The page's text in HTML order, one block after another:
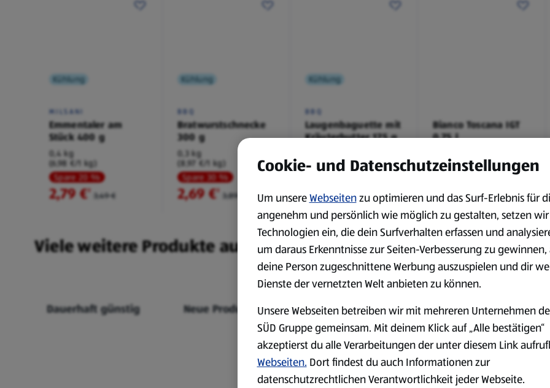
Kühlung
MILSANI
Emmentaler am
Stück 400 g
0,4 kg
(6,98 €/1 kg)
Spare 20 %
2,79 €² 3,49 €
Kühlung
BBQ
Bratwurstschnecke
300 g
0,3 kg
(8,97 €/1 kg)
Spare 30 %
2,69 €² 3,89 €
Kühlung
BBQ
Laugenbaguette mit
Kräuterbutter 175 g
(4,51 €/1 kg)
0,79 € 1,29 €
Bianco Toscana IGT
0,75 l
(3,72 €/1 l)
2,79 € 3,49 €
Viele weitere Produkte aus unserem Sortiment.
Dauerhaft günstig Neue Produkte Markenprodukte Bio-Produkte
Cookie- und Datenschutzeinstellungen
Um unsereWebseitenzu optimieren und das Surf-Erlebnis für
angenehm und persönlich wie möglich zu gestalten, setzen wir
Technologien ein, die dein Surfverhalten erfassen und
um daraus Erkenntnisse zur Seiten-Verbesserung zu gewinnen,
deine Person zugeschnittene Werbung auszuspielen und dir
Dienste der vernetzten Welt anbieten zu können.
Unsere Webseiten betreiben wir mit mehreren Unternehmen
SÜD Gruppe gemeinsam. Mit deinem Klick auf „Alle bestätigen“
akzeptierst du alle Verarbeitungen der unter diesem Link
Webseiten. Dort findest du auch Informationen zur
datenschutzrechtlichen Verantwortlichkeit jeder Webseite.